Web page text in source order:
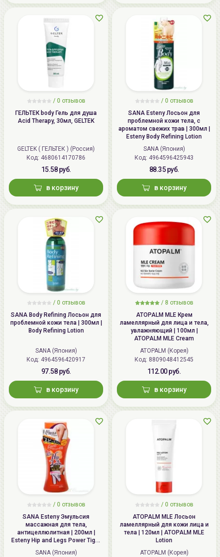
/ 0 отзывов
ГЕЛЬТЕК body Гель для душа
Acid Therapy, 30мл, GELTEK
GELTEK ( ГЕЛЬТЕК ) (Россия)
Код: 4680614170786
15.58 руб.
в корзину
/ 0 отзывов
SANA Esteny Лосьон для
проблемной кожи тела, с
ароматом свежих трав | 300мл |
Esteny Body Refining Lotion
SANA (Япония)
Код: 4964596425943
88.35 руб.
в корзину
/ 0 отзывов
SANA Body Refining Лосьон для
проблемной кожи тела | 300мл |
Body Refining Lotion
SANA (Япония)
Код: 4964596420917
97.58 руб.
в корзину
/ 8 отзывов
ATOPALM MLE Крем
ламеллярный для лица и тела,
увлажняющий | 100мл |
ATOPALM MLE Cream
ATOPALM (Корея)
Код: 8809048412545
112.00 руб.
в корзину
/ 0 отзывов
SANA Esteny Эмульсия
массажная для тела,
антицеллюлитная | 200мл |
Esteny Hip and Legs Power Tight
EX
SANA (Япония)
/ 0 отзывов
ATOPALM MLE Лосьон
ламеллярный для кожи лица и
тела | 120мл | ATOPALM MLE
Lotion
ATOPALM (Корея)